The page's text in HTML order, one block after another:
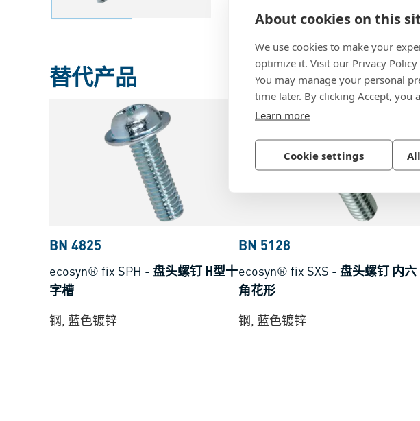
About cookies on this
We use cookies to make your
optimize it. Visit our Privacy
You may manage your personal
time later. By clicking Accept, you
Learn more
Cookie settings
替代产品
BN 4825
ecosyn® fix SPH - 盘头螺钉 H型十
字槽
钢, 蓝色镀锌
BN 5128
ecosyn® fix SXS - 盘头螺钉 内六
角花形
钢, 蓝色镀锌